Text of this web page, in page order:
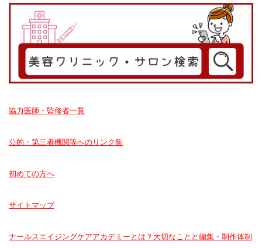
協力医師・監修者一覧
公的・第三者機関等へのリンク集
初めての方へ
サイトマップ
ナールスエイジングケアアカデミーとは？大切なことと編集・制作体制